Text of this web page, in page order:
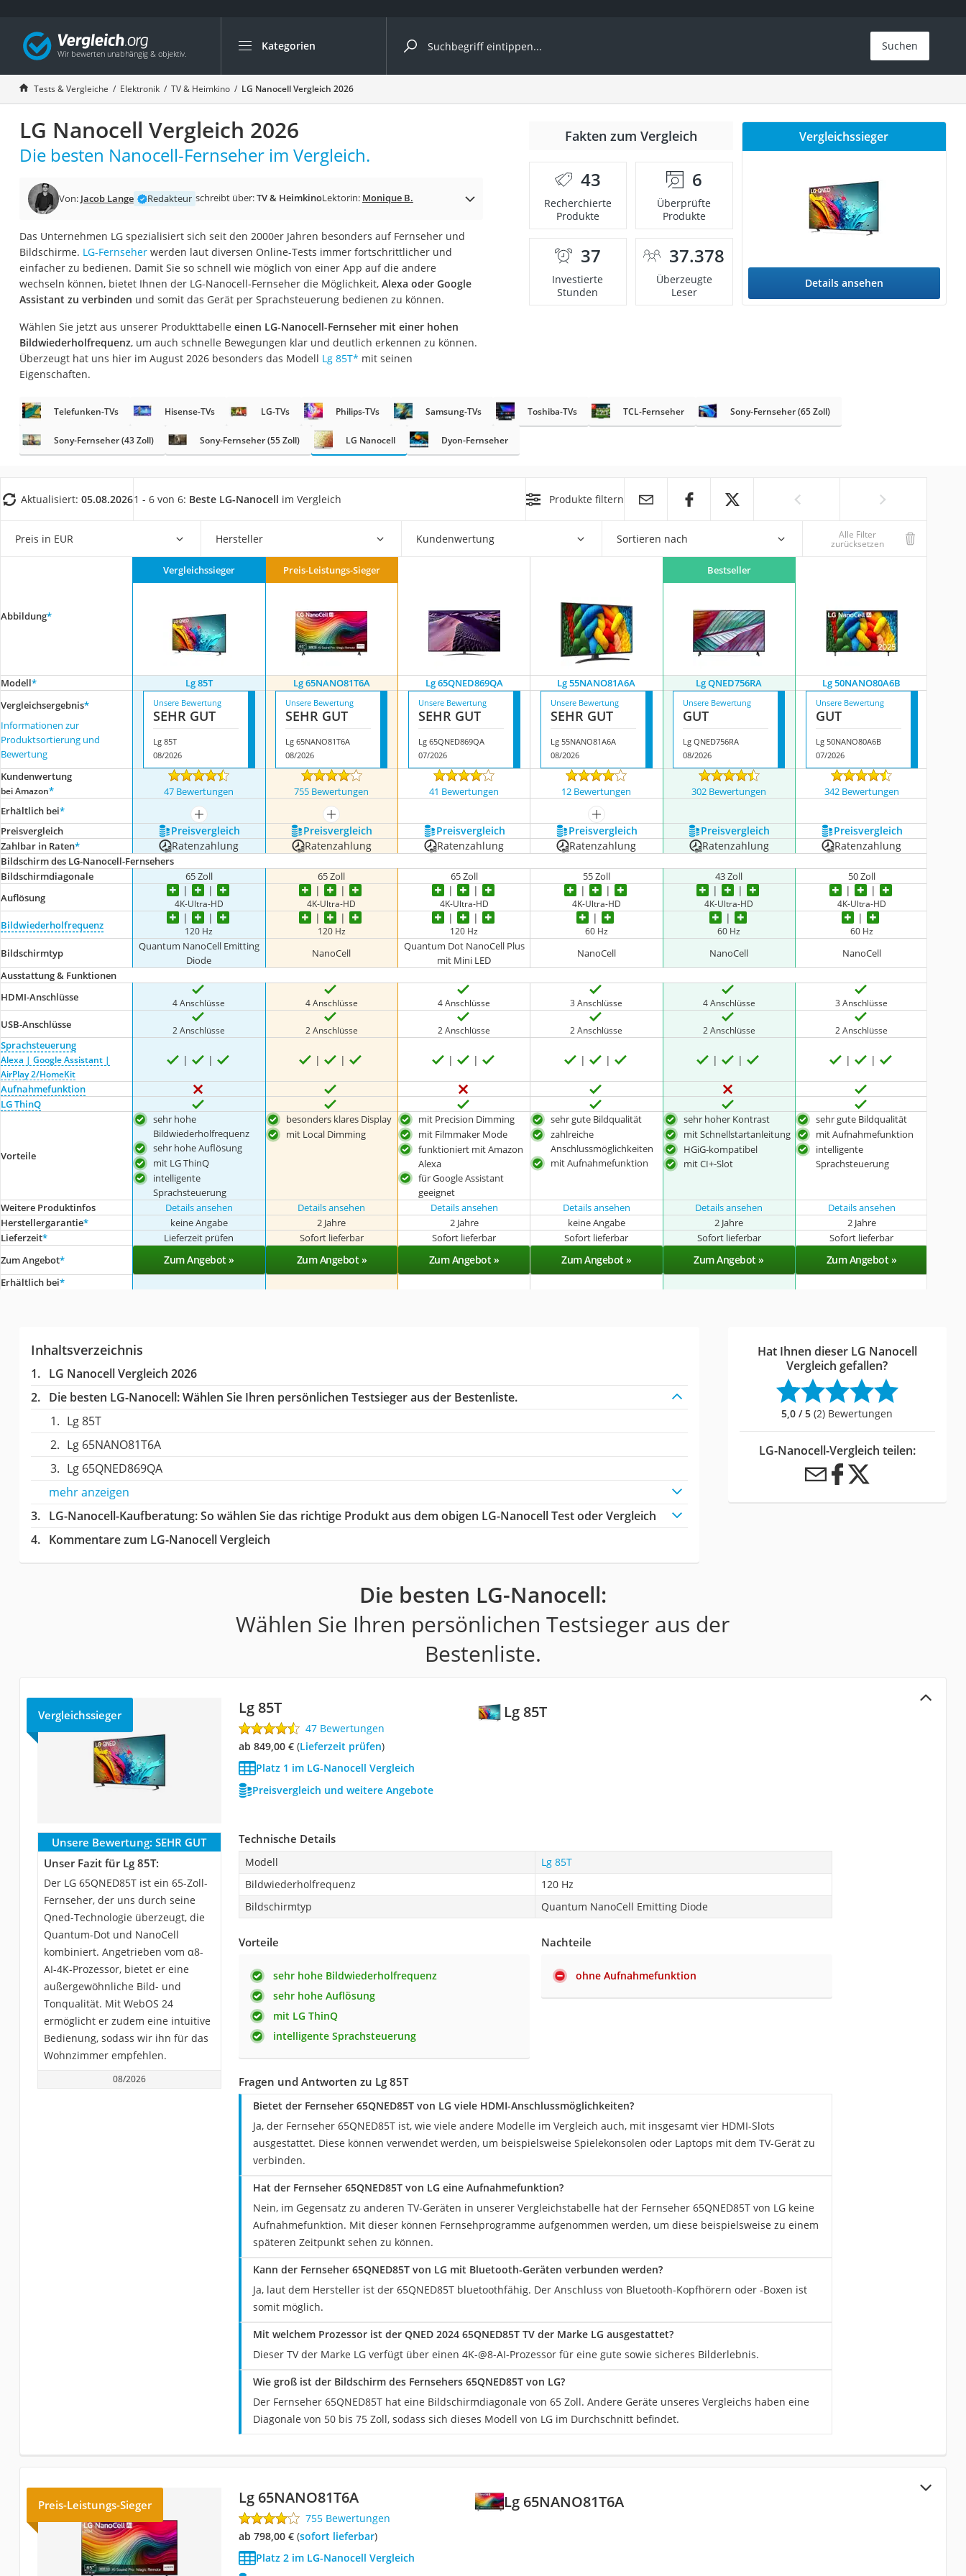
Kategorien
Die beliebtesten Vergleiche nach Kategorie
Elektronik
Powerstation
Monitor 32 Zoll 4K
Fernseher
Desktop-PC
Diascanner
Laser-Multifunktionsdrucker
Powerline-Adapter
Powerstation mit Solarpanel
Gaming-PC
Soundbar
Satellitenschüssel
Gaming-Headset
Schnurloses Telefon
Ladekabel Typ 2 Schuko
Acer Aspire
Service
Suchen
Tests & Vergleiche Elektronik TV & Heimkino LG Nanocell Vergleich 2026
LG Nanocell Vergleich 2026
Die besten Nanocell-Fernseher im Vergleich.
Von: Jacob Lange Redakteur schreibt über:TV & HeimkinoLektorin: Monique B.
Das Unternehmen LG spezialisiert sich seit den 2000er Jahren besonders auf Fernseher und
Bildschirme. LG-Fernseher werden laut diversen Online-Tests immer fortschrittlicher und
einfacher zu bedienen. Damit Sie so schnell wie möglich von einer App auf die andere
wechseln können, bietet Ihnen der LG-Nanocell-Fernseher die Möglichkeit, Alexa oder Google
Assistant zu verbinden und somit das Gerät per Sprachsteuerung bedienen zu können.
Wählen Sie jetzt aus unserer Produkttabelle einen LG-Nanocell-Fernseher mit einer hohen
Bildwiederholfrequenz, um auch schnelle Bewegungen klar und deutlich erkennen zu können.
Überzeugt hat uns hier im August 2026 besonders das Modell Lg 85T* mit seinen
Eigenschaften.
Fakten zum Vergleich
43
Recherchierte
Produkte
6
Überprüfte
Produkte
37
Investierte
Stunden
37.378
Überzeugte
Leser
Vergleichssieger
Details ansehen
Telefunken-TVs Hisense-TVs LG-TVs Philips-TVs Samsung-TVs Toshiba-TVs TCL-Fernseher Sony-Fernseher (65 Zoll)
Sony-Fernseher (43 Zoll) Sony-Fernseher (55 Zoll) LG Nanocell Dyon-Fernseher
Aktualisiert: 05.08.20261 - 6 von 6: Beste LG-Nanocell im Vergleich Produkte filtern
Preis in EUR Hersteller Kundenwertung Sortieren nach Alle Filter
zurücksetzen
Abbildung*
Vergleichssieger Preis-Leistungs-Sieger Bestseller
Modell* Lg 85T Lg 65NANO81T6A Lg 65QNED869QA Lg 55NANO81A6A Lg QNED756RA
Lg 50NANO80A6B
Vergleichsergebnis*
Informationen zur
Produktsortierung und
Bewertung
Unsere Bewertung
SEHR GUT
Lg 85T
08/2026
Unsere Bewertung
SEHR GUT
Lg 65NANO81T6A
08/2026
Unsere Bewertung
SEHR GUT
Lg 65QNED869QA
07/2026
Unsere Bewertung
SEHR GUT
Lg 55NANO81A6A
08/2026
Unsere Bewertung
GUT
Lg QNED756RA
08/2026
Unsere Bewertung
GUT
Lg 50NANO80A6B
07/2026
Kundenwertung
bei Amazon* 47 Bewertungen 755 Bewertungen 41 Bewertungen 12 Bewertungen 302 Bewertungen
342 Bewertungen
Erhältlich bei*
mehr anzeigen mehr anzeigen
mehr anzeigen
Preis­vergleich
Preis­vergleich Preis­vergleich Preis­vergleich Preis­vergleich Preis­vergleich Preis­vergleich
Zahlbar in Raten* Ratenzahlung Ratenzahlung Ratenzahlung Ratenzahlung Ratenzahlung Ratenzahlung
Bildschirm des LG-Nanocell-Fernsehers
Bildschirmdiagonale
65 Zoll 65 Zoll 65 Zoll 55 Zoll 43 Zoll
50 Zoll
Auflösung
4K-Ultra-HD 4K-Ultra-HD 4K-Ultra-HD 4K-Ultra-HD 4K-Ultra-HD 4K-Ultra-HD
Bildwiederholfrequenz 120 Hz 120 Hz 120 Hz 60 Hz 60 Hz 60 Hz
Bildschirmtyp
Quantum NanoCell Emitting
Diode
NanoCell
Quantum Dot NanoCell Plus
mit Mini LED
NanoCell NanoCell
NanoCell
Ausstattung & Funktionen
HDMI-Anschlüsse
4 Anschlüsse 4 Anschlüsse 4 Anschlüsse 3 Anschlüsse 4 Anschlüsse 3 Anschlüsse
USB-Anschlüsse 2 Anschlüsse 2 Anschlüsse 2 Anschlüsse 2 Anschlüsse 2 Anschlüsse 2 Anschlüsse
Sprachsteuerung
Alexa | Google Assistant |
AirPlay 2/HomeKit
Aufnahmefunktion
LG ThinQ
Vorteile
sehr hohe
Bildwiederholfrequenz
sehr hohe Auflösung
mit LG ThinQ
intelligente
Sprachsteuerung
besonders klares Display
mit Local Dimming
mit Precision Dimming
mit Filmmaker Mode
funktioniert mit Amazon
Alexa
für Google Assistant
geeignet
sehr gute Bildqualität
zahlreiche
Anschlussmöglichkeiten
mit Aufnahmefunktion
sehr hoher Kontrast
mit Schnellstartanleitung
HGiG-kompatibel
mit CI+-Slot
sehr gute Bildqualität
mit Aufnahmefunktion
intelligente
Sprachsteuerung
Weitere Produktinfos Details ansehen Details ansehen Details ansehen Details ansehen Details ansehen
Details ansehen
Herstellergarantie* keine Angabe 2 Jahre 2 Jahre keine Angabe 2 Jahre
2 Jahre
Lieferzeit* Lieferzeit prüfen Sofort lieferbar Sofort lieferbar Sofort lieferbar Sofort lieferbar
Sofort lieferbar
Zum Angebot* Zum Angebot » Zum Angebot » Zum Angebot » Zum Angebot » Zum Angebot » Zum Angebot »
Erhältlich bei*
Inhaltsverzeichnis
LG Nanocell Vergleich 2026
Die besten LG-Nanocell:Wählen Sie Ihren persönlichen Testsieger aus der Bestenliste.
Lg 85T
Lg 65NANO81T6A
Lg 65QNED869QA
mehr anzeigen
LG-Nanocell-Kaufberatung: So wählen Sie das richtige Produkt aus dem obigen LG-Nanocell Test oder Vergleich
Kommentare zum LG-Nanocell Vergleich
Hat Ihnen dieser LG Nanocell
Vergleich gefallen?
5,0 / 5 (2) Bewertungen
LG-Nanocell-Vergleich teilen:
Die besten LG-Nanocell:
Wählen Sie Ihren persönlichen Testsieger aus der
Bestenliste.
Lg 85T
Vergleichssieger Lg 85T
47 Bewertungen
ab 849,00 €(Lieferzeit prüfen)
Platz 1 im LG-Nanocell Vergleich
Preisvergleich und weitere Angebote
Unsere Bewertung: SEHR GUT
Unser Fazit für Lg 85T:
Der LG 65QNED85T ist ein 65-Zoll-
Fernseher, der uns durch seine
Qned-Technologie überzeugt, die
Quantum-Dot und NanoCell
kombiniert. Angetrieben vom α8-
AI-4K-Prozessor, bietet er eine
außergewöhnliche Bild- und
Tonqualität. Mit WebOS 24
ermöglicht er zudem eine intuitive
Bedienung, sodass wir ihn für das
Wohnzimmer empfehlen.
08/2026
Technische Details
Modell
Lg 85T
Bildwiederholfrequenz
120 Hz
Bildschirmtyp
Quantum NanoCell Emitting Diode
Vorteile
sehr hohe Bildwiederholfrequenz
sehr hohe Auflösung
mit LG ThinQ
intelligente Sprachsteuerung
Nachteile
ohne Aufnahmefunktion
Fragen und Antworten zu Lg 85T
Bietet der Fernseher 65QNED85T von LG viele HDMI-Anschlussmöglichkeiten?
Ja, der Fernseher 65QNED85T ist, wie viele andere Modelle im Vergleich auch, mit insgesamt vier HDMI-Slots
ausgestattet. Diese können verwendet werden, um beispielsweise Spielekonsolen oder Laptops mit dem TV-Gerät zu
verbinden.
Hat der Fernseher 65QNED85T von LG eine Aufnahmefunktion?
Nein, im Gegensatz zu anderen TV-Geräten in unserer Vergleichstabelle hat der Fernseher 65QNED85T von LG keine
Aufnahmefunktion. Mit dieser können Fernsehprogramme aufgenommen werden, um diese beispielsweise zu einem
späteren Zeitpunkt sehen zu können.
Kann der Fernseher 65QNED85T von LG mit Bluetooth-Geräten verbunden werden?
Ja, laut dem Hersteller ist der 65QNED85T bluetoothfähig. Der Anschluss von Bluetooth-Kopfhörern oder -Boxen ist
somit möglich.
Mit welchem Prozessor ist der QNED 2024 65QNED85T TV der Marke LG ausgestattet?
Dieser TV der Marke LG verfügt über einen 4K-@8-AI-Prozessor für eine gute sowie sicheres Bilderlebnis.
Wie groß ist der Bildschirm des Fernsehers 65QNED85T von LG?
Der Fernseher 65QNED85T hat eine Bildschirmdiagonale von 65 Zoll. Andere Geräte unseres Vergleichs haben eine
Diagonale von 50 bis 75 Zoll, sodass sich dieses Modell von LG im Durchschnitt befindet.
Lg 65NANO81T6A
Preis-Leistungs-Sieger Lg 65NANO81T6A
755 Bewertungen
ab 798,00 €( Sofort lieferbar)
Platz 2 im LG-Nanocell Vergleich